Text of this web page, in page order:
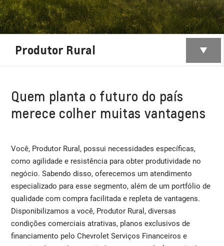
Produtor Rural
Quem planta o futuro do país
merece colher muitas vantagens
Você, Produtor Rural, possui necessidades específicas,
como agilidade e resistência para obter produtividade no
negócio. Sabendo disso, oferecemos um atendimento
especializado para esse segmento, além de um portfólio de
qualidade com compra facilitada e repleta de vantagens.
Disponibilizamos a você, Produtor Rural, diversas
condições comerciais atrativas, planos exclusivos de
financiamento pelo Chevrolet Serviços Financeiros e